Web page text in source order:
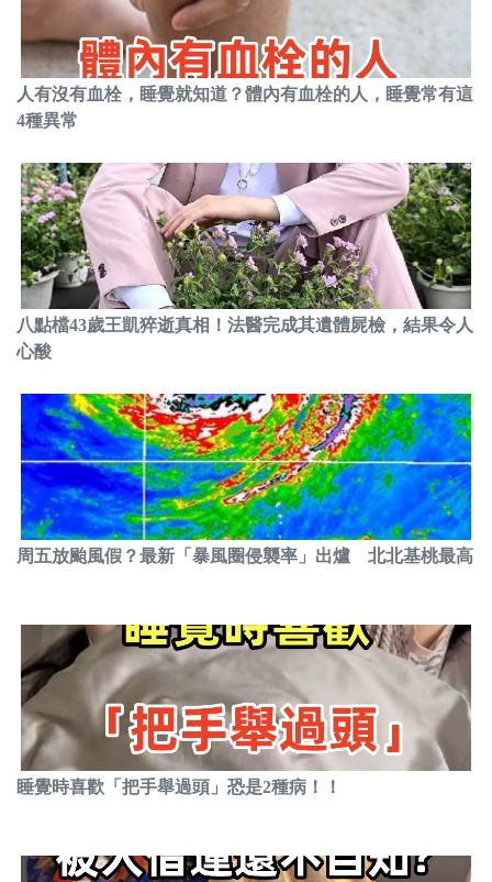
人有沒有血栓，睡覺就知道？體內有血栓的人，睡覺常有這
4種異常
八點檔43歲王凱猝逝真相！法醫完成其遺體屍檢，結果令人
心酸
周五放颱風假？最新「暴風圈侵襲率」出爐 北北基桃最高
睡覺時喜歡「把手舉過頭」恐是2種病！！